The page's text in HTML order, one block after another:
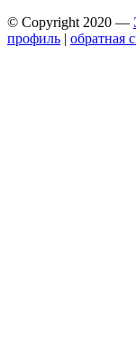
© Copyright 2020 —
профиль | обратная